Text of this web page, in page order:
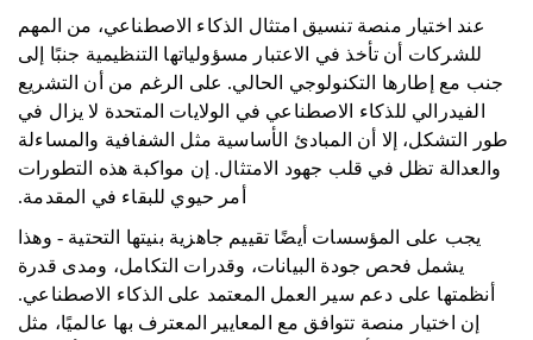
عند اختيار منصة تنسيق امتثال الذكاء الاصطناعي، من المهم
للشركات أن تأخذ في الاعتبار مسؤولياتها التنظيمية جنبًا إلى
جنب مع إطارها التكنولوجي الحالي. على الرغم من أن التشريع
الفيدرالي للذكاء الاصطناعي في الولايات المتحدة لا يزال في
طور التشكل، إلا أن المبادئ الأساسية مثل الشفافية والمساءلة
والعدالة تظل في قلب جهود الامتثال. إن مواكبة هذه التطورات
أمر حيوي للبقاء في المقدمة.
يجب على المؤسسات أيضًا تقييم جاهزية بنيتها التحتية - وهذا
يشمل فحص جودة البيانات، وقدرات التكامل، ومدى قدرة
أنظمتها على دعم سير العمل المعتمد على الذكاء الاصطناعي.
إن اختيار منصة تتوافق مع المعايير المعترف بها عالميًا، مثل